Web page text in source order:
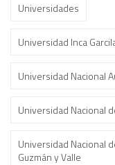
Universidades
Universidad Inca
Universidad Nacional
Universidad Nacional
Universidad Nacional
Guzmán y Valle